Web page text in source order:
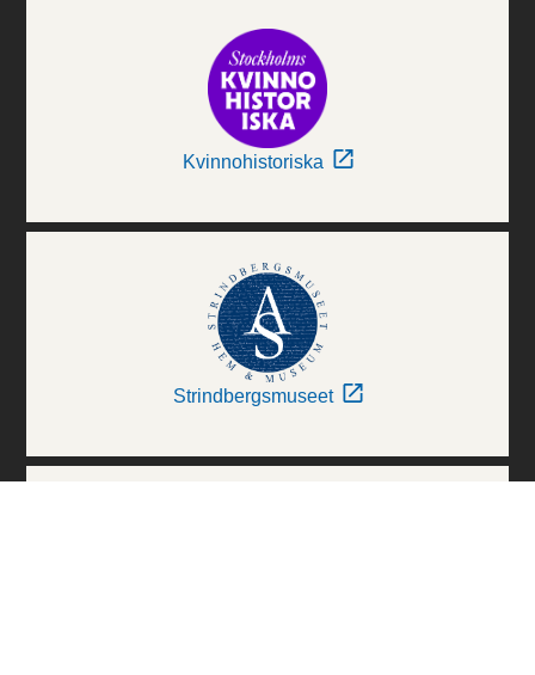
Kvinnohistoriska
Strindbergsmuseet